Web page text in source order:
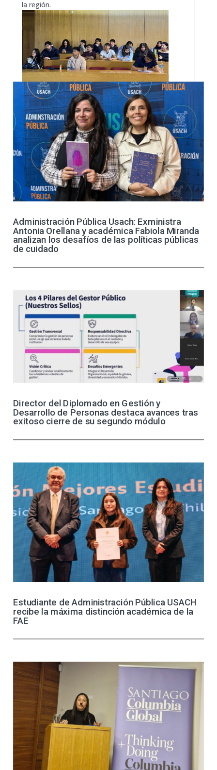
la región.
Administración Pública Usach: Exministra
Antonia Orellana y académica Fabiola Miranda
analizan los desafíos de las políticas públicas
de cuidado
Director del Diplomado en Gestión y
Desarrollo de Personas destaca avances tras
exitoso cierre de su segundo módulo
Estudiante de Administración Pública USACH
recibe la máxima distinción académica de la
FAE